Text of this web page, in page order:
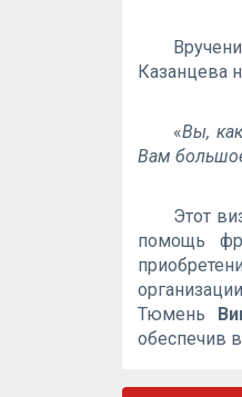
Казанцева
«Вы,
Вам
Этот
помощь
Тюмень
обеспечив